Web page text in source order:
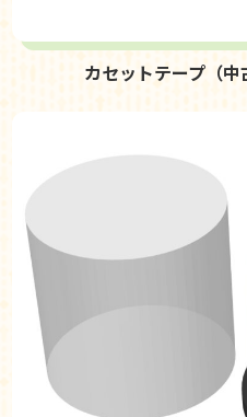
カセットテープ（中